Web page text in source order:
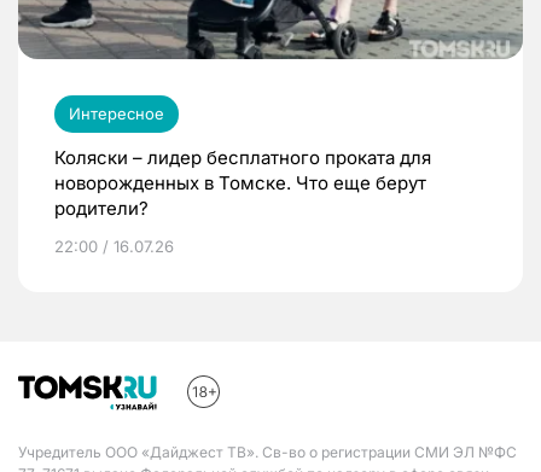
Интересное
Коляски – лидер бесплатного проката для
новорожденных в Томске. Что еще берут
родители?
22:00 / 16.07.26
Учредитель ООО «Дайджест ТВ». Св-во о регистрации СМИ ЭЛ №ФС